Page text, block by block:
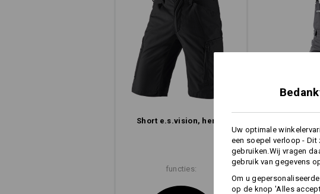
Concentratie op het essentiële: de collectie
gekenmerkt door een slanke look, een eenvoudige
minder gewicht dankzij een gereduceerde maar
naar de hereshorts
Short e.s.​vision, heren
functies:
Uw optimale
een soepel verloop -
gebruiken.Wij vragen
gebruik van gegevens
Om u
op de knop 'Alles